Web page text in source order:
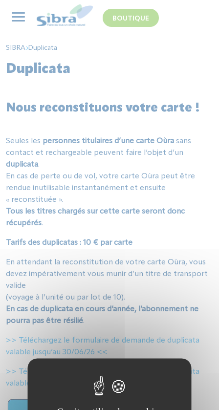
BOUTIQUE
SIBRA Duplicata
Duplicata
Nous reconstituons votre carte !
Seules les personnes titulaires d’une carte Oùra sans
contact et rechargeable peuvent faire l’objet d’un
duplicata.
En cas de perte ou de vol, votre carte Oùra peut être
rendue inutilisable instantanément et ensuite
« reconstituée ».
Tous les titres chargés sur cette carte seront donc
récupérés.
Tarifs des duplicatas : 10 € par carte
En attendant la reconstitution de votre carte Oùra, vous
devez impérativement vous munir d’un titre de transport
valide
(voyage à l’unité ou par lot de 10).
En cas de duplicata en cours d’année, l’abonnement ne
pourra pas être résilié.
>> Téléchargez le formulaire de demande de duplicata
valable jusqu’au 30/06/26 <<
>> Téléchargez le formulaire de demande de duplicata
valable à partir du 01/07/26 <<
Panneau de gestion des cookies